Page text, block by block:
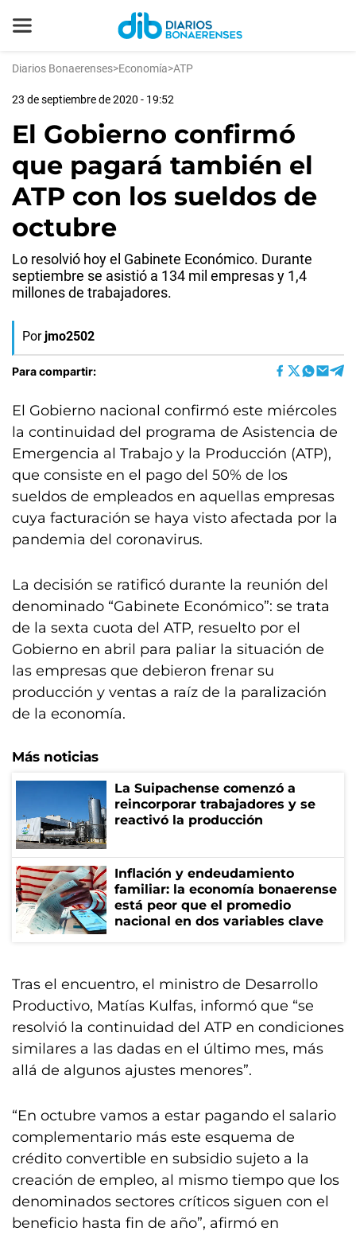
Diarios Bonaerenses>Economía>ATP
23 de septiembre de 2020 - 19:52
El Gobierno confirmó
que pagará también el
ATP con los sueldos de
octubre
Lo resolvió hoy el Gabinete Económico. Durante
septiembre se asistió a 134 mil empresas y 1,4
millones de trabajadores.
Por jmo2502
Para compartir:
El Gobierno nacional confirmó este miércoles
la continuidad del programa de Asistencia de
Emergencia al Trabajo y la Producción (ATP),
que consiste en el pago del 50% de los
sueldos de empleados en aquellas empresas
cuya facturación se haya visto afectada por la
pandemia del coronavirus.
La decisión se ratificó durante la reunión del
denominado “Gabinete Económico”: se trata
de la sexta cuota del ATP, resuelto por el
Gobierno en abril para paliar la situación de
las empresas que debieron frenar su
producción y ventas a raíz de la paralización
de la economía.
Más noticias
La Suipachense comenzó a
reincorporar trabajadores y se
reactivó la producción
Inflación y endeudamiento
familiar: la economía bonaerense
está peor que el promedio
nacional en dos variables clave
Tras el encuentro, el ministro de Desarrollo
Productivo, Matías Kulfas, informó que “se
resolvió la continuidad del ATP en condiciones
similares a las dadas en el último mes, más
allá de algunos ajustes menores”.
“En octubre vamos a estar pagando el salario
complementario más este esquema de
crédito convertible en subsidio sujeto a la
creación de empleo, al mismo tiempo que los
denominados sectores críticos siguen con el
beneficio hasta fin de año”, afirmó en